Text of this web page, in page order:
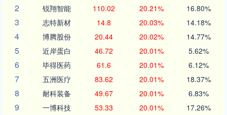
2 锐翔智能 110.02 20.21% 16.80%
3 志特新材 14.8 20.03% 14.18%
4 博腾股份 20.44 20.02% 14.77%
5 近岸蛋白 46.72 20.01% 5.62%
6 毕得医药 61.6 20.01% 6.12%
7 五洲医疗 83.62 20.01% 18.37%
8 耐科装备 49.67 20.01% 6.83%
9 一博科技 53.33 20.01% 17.26%